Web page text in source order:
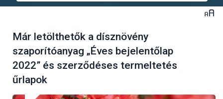
Már letölthetők a dísznövény
szaporítóanyag „Éves bejelentőlap
2022” és szerződéses termeltetés
űrlapok